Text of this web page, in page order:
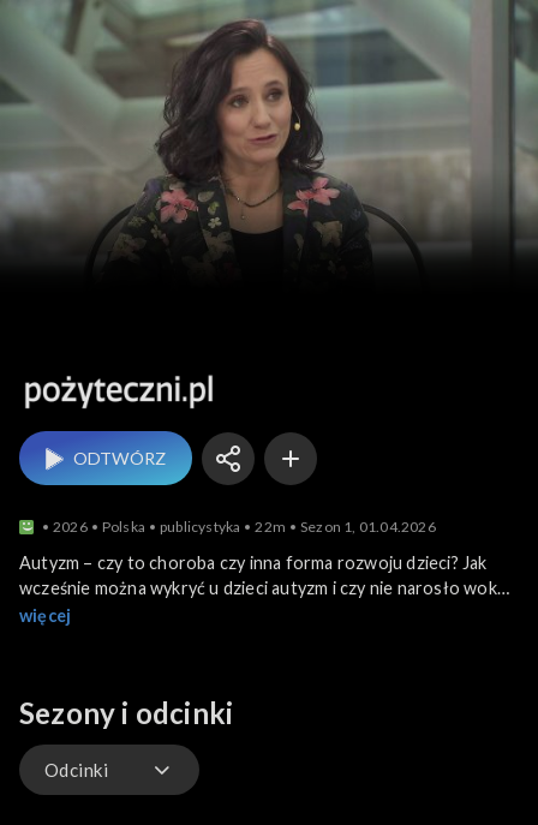
Pożyteczni.pl
ODTWÓRZ
2026 Polska publicystyka 22m Sezon 1, 01.04.2026
Autyzm – czy to choroba czy inna forma rozwoju dzieci? Jak
wcześnie można wykryć u dzieci autyzm i czy nie narosło wokół
niego zbyt wiele mitów? To pytania, na które szukają
więcej
Sezony i odcinki
Odcinki